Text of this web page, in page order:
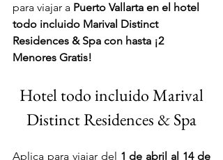
para viajar a Puerto Vallarta en el hotel
todo incluido Marival Distinct
Residences & Spa con hasta ¡2
Menores Gratis!
Distinct Residences & Spa
Aplica para viajar del 1 de abril al 14 de